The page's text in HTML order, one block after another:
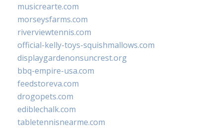
musicrearte.com
morseysfarms.com
riverviewtennis.com
official-kelly-toys-squishmallows.com
displaygardenonsuncrest.org
bbq-empire-usa.com
feedstoreva.com
drogopets.com
ediblechalk.com
tabletennisnearme.com